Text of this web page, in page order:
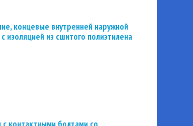
концевые внутренней наружной
изоляцией из сшитого полиэтилена